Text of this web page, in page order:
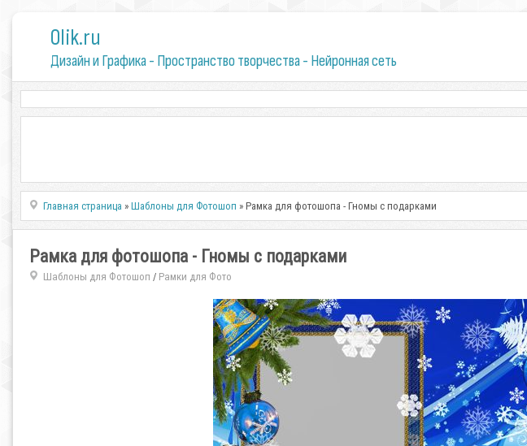
0lik.ru
Дизайн и Графика - Пространство творчества - Нейронная сеть
Главная страница »Шаблоны для Фотошоп » Рамка для фотошопа - Гномы с подарками
Рамка для фотошопа - Гномы с подарками
Шаблоны для Фотошоп / Рамки для Фото